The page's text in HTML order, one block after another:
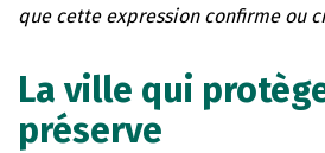
que cette expression confirme ou
La ville qui
préserve